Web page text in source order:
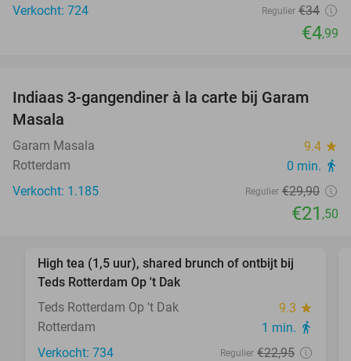
Verkocht: 724 Regulier €34
€4,99
28%
Indiaas 3-gangendiner à la carte bij Garam
Masala
Garam Masala 9.4 star
Rotterdam 0 min. directions_walk
Verkocht: 1.185 Regulier €29,90
€21 ,50
35%
favorite_border
High tea (1,5 uur), shared brunch of ontbijt bij
Teds Rotterdam Op 't Dak
Teds Rotterdam Op 't Dak
9.3 star
Rotterdam 1 min. directions_walk
Verkocht: 734 Regulier €22,95